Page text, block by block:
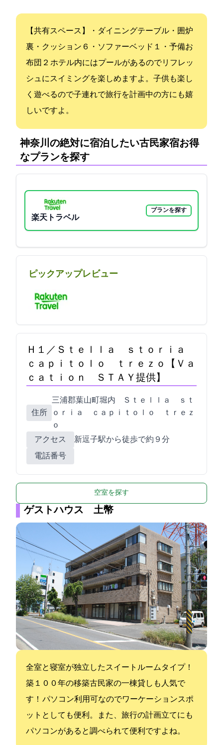
【共有スペース】・ダイニングテーブル・囲炉
裏・クッション×６・ソファーベッド×１・予備お
布団×２ ホテル内にはプールがあるのでリフレッ
シュにスイミングを楽しめますよ。子供も楽し
く遊べるので子連れで旅行を計画中の方にも嬉
しいですよ。
神奈川の絶対に宿泊したい古民家宿:お得
なプランを探す
楽天トラベル
プランを探す
ピックアップレビュー
Ｈ１／Ｓｔｅｌｌａ ｓｔｏｒｉａ
ｃａｐｉｔｏｌｏ ｔｒｅｚｏ【Ｖａ
ｃａｔｉｏｎ ＳＴＡＹ提供】
住所
三浦郡葉山町堀内255-7 Ｓｔｅｌｌａ ｓｔ
ｏｒｉａ ｃａｐｉｔｏｌｏ ｔｒｅｚ
ｏ
アクセス
新逗子駅から徒歩で約９分
電話番号
空室を探す
ゲストハウス 土幣
全室LDKと寝室が独立したスイートルームタイプ！
築１００年の移築古民家の一棟貸しも人気で
す！ パソコン利用可なのでワーケーションスポ
ットとしても便利。また、旅行の計画立てにも
パソコンがあると調べられて便利ですよね。